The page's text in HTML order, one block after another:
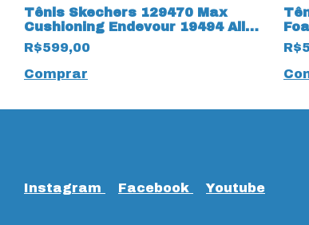
Tênis Skechers 129470 Max
Cushioning Endevour 19494 All
Black
R$599,00
Comprar
Instagram Facebook Youtube